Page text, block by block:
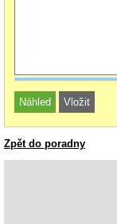
Zpět do poradny